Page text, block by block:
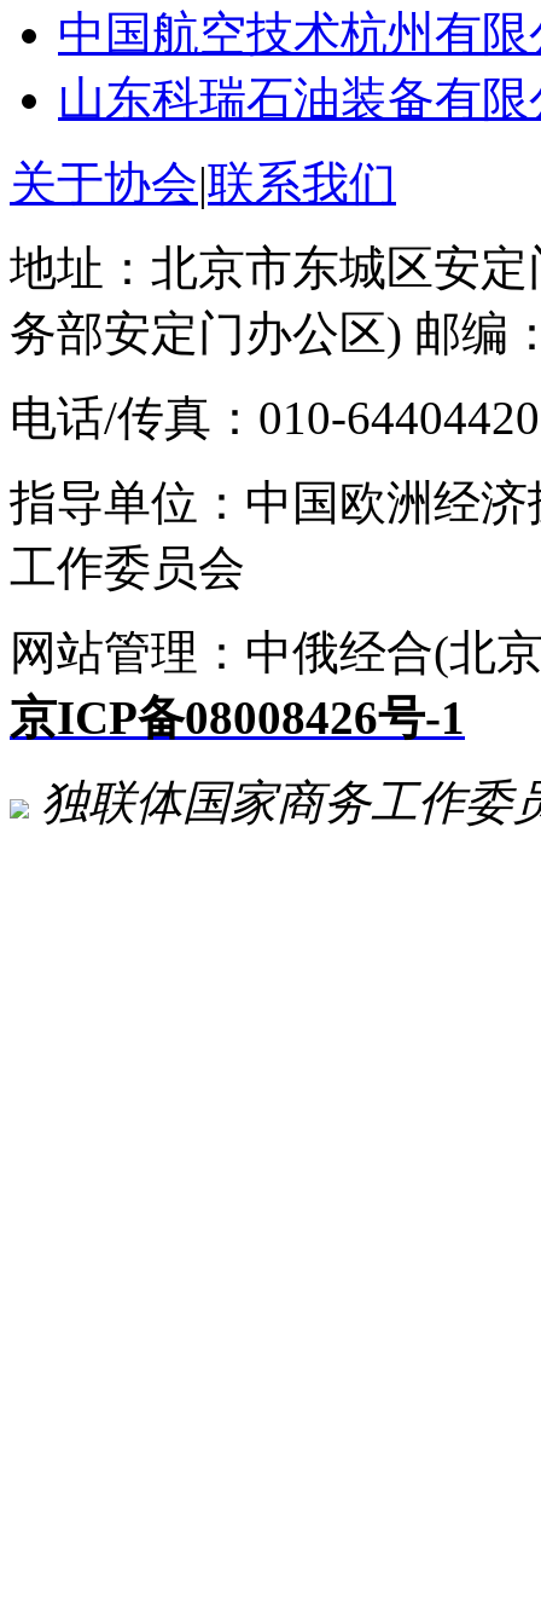
中国航空技术杭州有限
山东科瑞石油装备有
关于协会|联系我们
地址：北京市东城区安
务部安定门办公区) 邮编
电话/传真：010-
指导单位：中国欧洲经
工作委员会
网站管理：中俄经合(北
京ICP备08008426号-1
独联体国家商务工作委